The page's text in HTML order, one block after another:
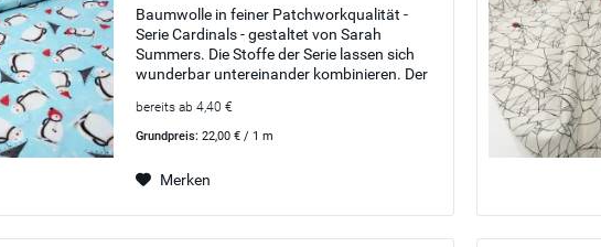
Baumwolle in feiner Patchworkqualität -
Serie Cardinals - gestaltet von Sarah
Summers. Die Stoffe der Serie lassen sich
wunderbar untereinander kombinieren. Der
Bettwäsche aber auch für Schürzen,...
bereits ab 4,40 €
Grundpreis:22,00 € / 1 m
Merken